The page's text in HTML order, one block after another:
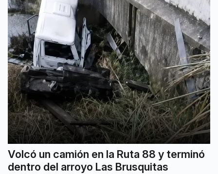
Volcó un camión en la Ruta 88 y terminó
dentro del arroyo Las Brusquitas